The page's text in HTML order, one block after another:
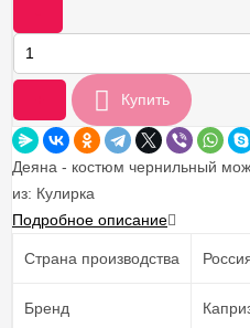
Купить
Деяна - костюм чернильный
из: Кулирка
Подробное описание
Страна производства
Бренд